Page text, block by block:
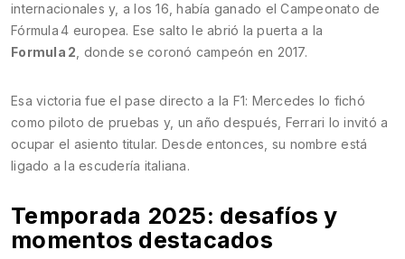
internacionales y, a los 16, había ganado el Campeonato de
Fórmula 4 europea. Ese salto le abrió la puerta a la
Formula 2 , donde se coronó campeón en 2017.
Esa victoria fue el pase directo a la F1: Mercedes lo fichó
como piloto de pruebas y, un año después, Ferrari lo invitó a
ocupar el asiento titular. Desde entonces, su nombre está
ligado a la escudería italiana.
Temporada 2025: desafíos y
momentos destacados